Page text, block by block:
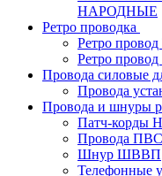
НАРОДНЫЕ
Ретро проводка
Ретро
Ретро
Провода силовые
Провода
Провода и шнуры
Патч-
Провода ПВС
Шнур ШВВП
Телефонные